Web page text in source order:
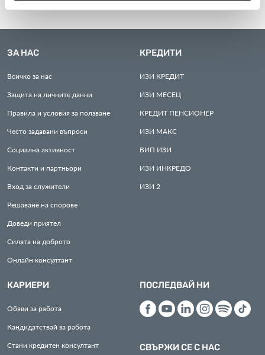
ЗА НАС
Всичко за нас
Защита на личните данни
Правила и условия за ползване
Често задавани въпроси
Социална активност
Контакти и партньори
Вход за служители
Решаване на спорове
Доведи приятел
Силата на доброто
Онлайн консултант
КРЕДИТИ
ИЗИ КРЕДИТ
ИЗИ МЕСЕЦ
КРЕДИТ ПЕНСИОНЕР
ИЗИ МАКС
ВИП ИЗИ
ИЗИ ИНКРЕДО
ИЗИ 2
КАРИЕРИ
Обяви за работа
Кандидатствай за работа
Стани кредитен консултант
ПОСЛЕДВАЙ НИ
СВЪРЖИ СЕ С НАС